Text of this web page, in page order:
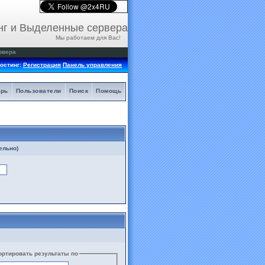
и Выделенные сервера
Мы работаем для Вас!
Регистрация Панель управления
Помощь
Поиск
Пользователи
результаты по